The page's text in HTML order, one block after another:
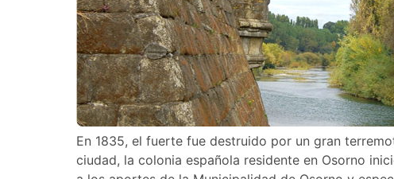
En 1835, el fuerte fue destruido por un gran
ciudad, la colonia española residente en Osorno